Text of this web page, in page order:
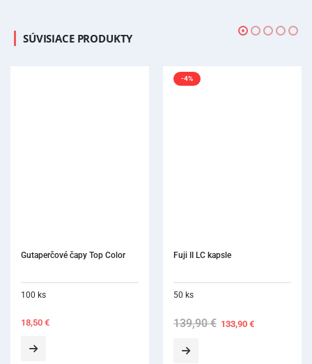
SÚVISIACE PRODUKTY
-4%
Fuji II LC kapsle
50 ks
139,90€ Original
price
133,90€Current